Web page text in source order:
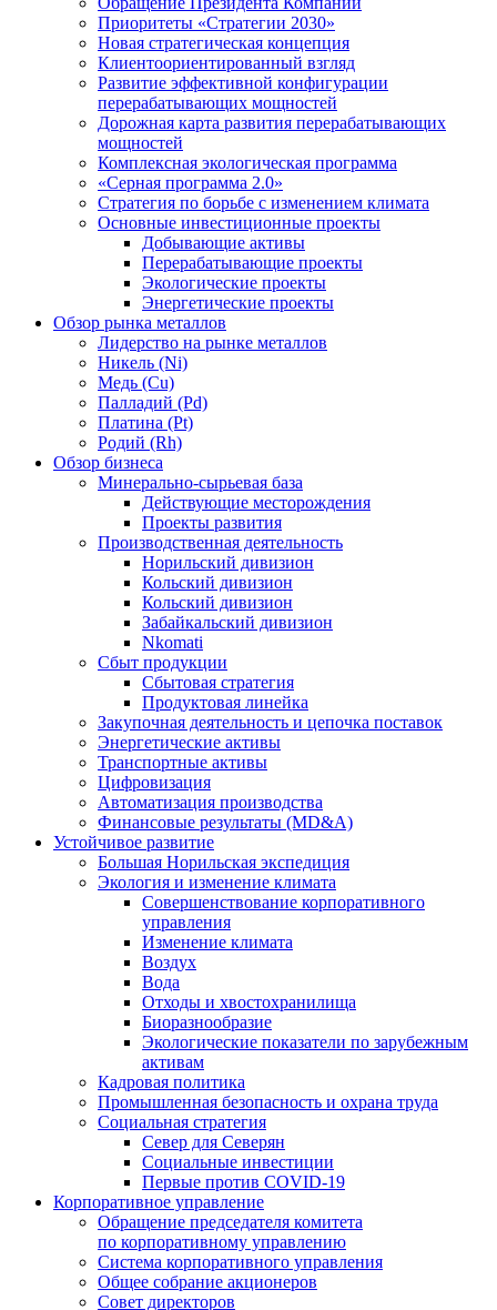
Приоритеты «Стратегии 2030»
Новая стратегическая концепция
Клиентоориентированный взгляд
Развитие эффективной конфигурации
перерабатывающих мощностей
Дорожная карта развития перерабатывающих
мощностей
Комплексная экологическая программа
«Серная программа 2.0»
Стратегия по борьбе с изменением климата
Основные инвестиционные проекты
Добывающие активы
Перерабатывающие проекты
Экологические проекты
Энергетические проекты
Обзор рынка металлов
Лидерство на рынке металлов
Никель (Ni)
Медь (Cu)
Палладий (Pd)
Платина (Pt)
Родий (Rh)
Обзор бизнеса
Минерально-сырьевая база
Действующие месторождения
Проекты развития
Производственная деятельность
Норильский дивизион
Кольский дивизион
Кольский дивизион
Забайкальский дивизион
Nkomati
Сбыт продукции
Сбытовая стратегия
Продуктовая линейка
Закупочная деятельность и цепочка поставок
Энергетические активы
Транспортные активы
Цифровизация
Автоматизация производства
Финансовые результаты (MD&A)
Устойчивое развитие
Большая Норильская экспедиция
Экология и изменение климата
Совершенствование корпоративного
управления
Изменение климата
Воздух
Вода
Отходы и хвостохранилища
Биоразнообразие
Экологические показатели по зарубежным
активам
Кадровая политика
Промышленная безопасность и охрана труда
Социальная стратегия
Север для Северян
Социальные инвестиции
Первые против COVID‑19
Корпоративное управление
Обращение председателя комитета
по корпоративному управлению
Система корпоративного управления
Общее собрание акционеров
Совет директоров